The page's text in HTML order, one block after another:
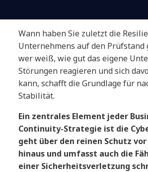
Wann haben Sie zuletzt die
Unternehmens auf den Prüfstand
wer weiß, wie gut das eigene
Störungen reagieren und sich
kann, schafft die Grundlage für
Stabilität.
Ein zentrales Element jeder
Continuity-Strategie ist die
geht über den reinen Schutz
hinaus und umfasst auch die
einer Sicherheitsverletzung